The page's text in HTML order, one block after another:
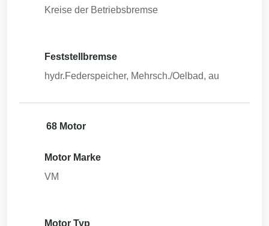
Kreise der Betriebsbremse
Feststellbremse
hydr.Federspeicher, Mehrsch./Oelbad, au
68 Motor
Motor Marke
VM
Motor Typ